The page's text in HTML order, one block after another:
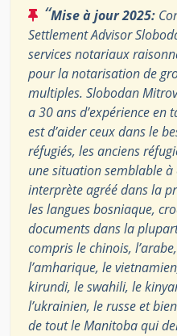
“Mise à jour 2025:
Settlement Advisor
services notariaux
pour la notarisation de
multiples. Slobodan
a 30 ans d’expérience en
est d’aider ceux dans le
réfugiés, les anciens
une situation semblable à
interprète agréé dans la
les langues bosniaque,
documents dans la
compris le chinois,
l’amharique, le
kirundi, le swahili, le
l’ukrainien, le russe et
de tout le Manitoba qui